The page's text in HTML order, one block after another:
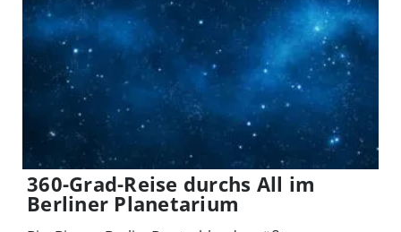
360-Grad-Reise durchs All im
Berliner Planetarium